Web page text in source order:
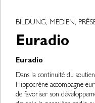
BILDUNG, MEDIEN,
Euradio
Euradio
Dans la continuité du
Hippocrène accompagne
de favoriser son